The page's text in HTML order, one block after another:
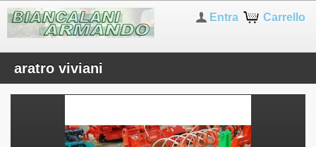
Carrello
Entra
aratro viviani